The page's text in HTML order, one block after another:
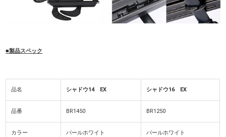
■製品スペック
品名 シャドウ14 EX シャドウ16 EX
品番 BR1450 BR1250
カラー パールホワイト パールホワイト